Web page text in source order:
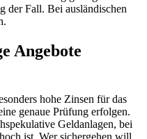
der Fall. Bei ausländischen
Angebote
hohe Zinsen für das
genaue Prüfung erfolgen.
Geldanlagen, bei
ist. Wer sichergehen will,